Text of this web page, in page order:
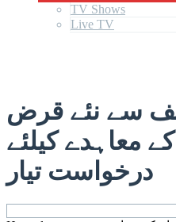
TV Shows
Live TV
سے نئے قرض
معاہدے کیلئے
درخواست تیار